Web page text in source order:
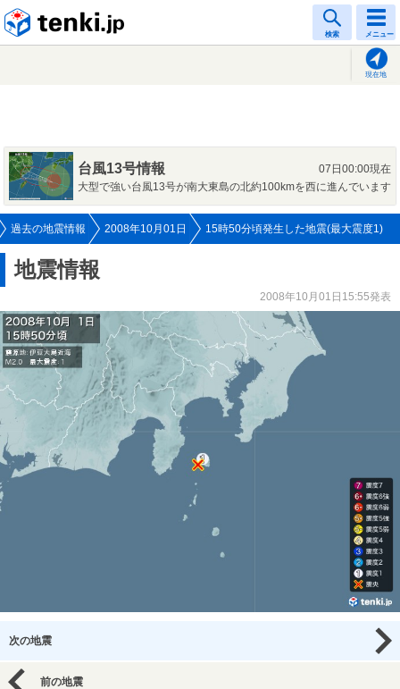
検索 メニュー
現在地
台風13号情報
07日00:00現在
大型で強い台風13号が南大東島の北約100kmを西に進んでいます
過去の地震情報 2008年10月01日 15時50分頃発生した地震(最大震度1)
地震情報
2008年10月01日15:55発表
次の地震
前の地震